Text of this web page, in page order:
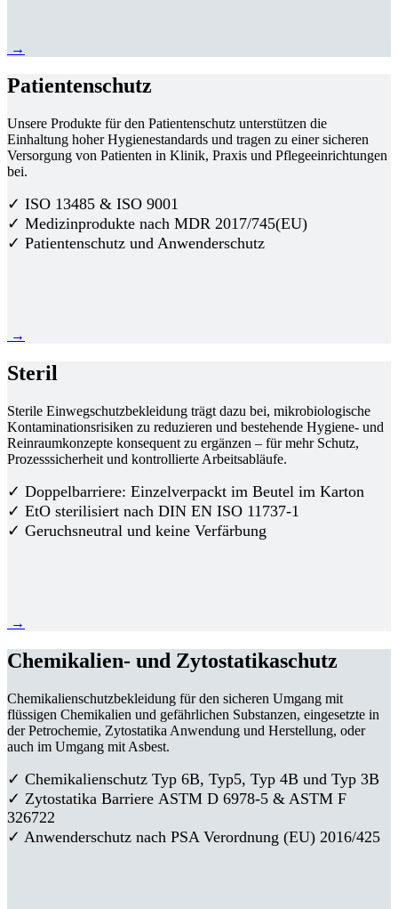
→
Patientenschutz
Unsere Produkte für den Patientenschutz unterstützen die
Einhaltung hoher Hygienestandards und tragen zu einer sicheren
Versorgung von Patienten in Klinik, Praxis und Pflegeeinrichtungen
bei.
✓ ISO 13485 & ISO 9001
✓ Medizinprodukte nach MDR 2017/745(EU)
✓ Patientenschutz und Anwenderschutz
→
Steril
Sterile Einwegschutzbekleidung trägt dazu bei, mikrobiologische
Kontaminationsrisiken zu reduzieren und bestehende Hygiene- und
Reinraumkonzepte konsequent zu ergänzen – für mehr Schutz,
Prozesssicherheit und kontrollierte Arbeitsabläufe.
✓ Doppelbarriere: Einzelverpackt im Beutel im Karton
✓ EtO sterilisiert nach DIN EN ISO 11737-1
✓ Geruchsneutral und keine Verfärbung
→
Chemikalien- und Zytostatikaschutz
Chemikalienschutzbekleidung für den sicheren Umgang mit
flüssigen Chemikalien und gefährlichen Substanzen, eingesetzte in
der Petrochemie, Zytostatika Anwendung und Herstellung, oder
auch im Umgang mit Asbest.
✓ Chemikalienschutz Typ 6B, Typ5, Typ 4B und Typ 3B
✓ Zytostatika Barriere ASTM D 6978-5 & ASTM F
326722
✓ Anwenderschutz nach PSA Verordnung (EU) 2016/425